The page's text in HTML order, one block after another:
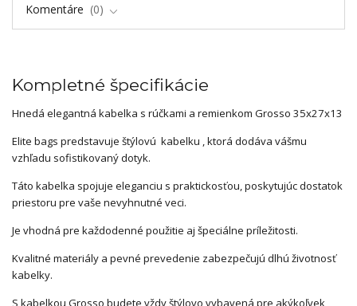
Komentáre
0
Kompletné špecifikácie
Hnedá elegantná kabelka s rúčkami a remienkom Grosso 35x27x13
Elite bags predstavuje štýlovú kabelku , ktorá dodáva vášmu
vzhľadu sofistikovaný dotyk.
Táto kabelka spojuje eleganciu s praktickosťou, poskytujúc dostatok
priestoru pre vaše nevyhnutné veci.
Je vhodná pre každodenné použitie aj špeciálne príležitosti.
Kvalitné materiály a pevné prevedenie zabezpečujú dlhú životnosť
kabelky.
S kabelkou Grosso budete vždy štýlovo vybavená pre akýkoľvek